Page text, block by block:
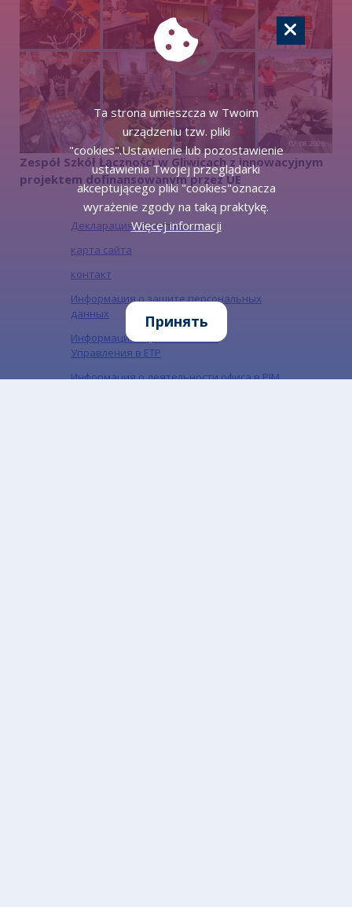
07.08.2026
Zespół Szkół Łączności w Gliwicach z innowacyjnym
projektem dofinansowanym przez UE
Декларация доступности
карта сайта
контакт
Информация о защите персональных
данных
Информация о деятельности
Управления в ЕТР
Информация о деятельности офиса в PJM
Ta strona umieszcza w Twoim
urządzeniu tzw. pliki
"cookies".Ustawienie lub pozostawienie
ustawienia Twojej przeglądarki
akceptującego pliki "cookies"oznacza
wyrażenie zgody na taką praktykę.
Więcej informacji
Принять